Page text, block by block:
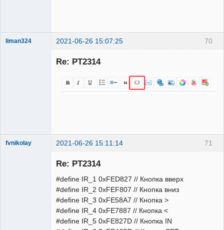
70
liman324 2021-06-26 15:07:25
Re: PT2314
71
fvnikolay 2021-06-26 15:11:14
Re: PT2314
#define IR_1 0xFED827 // Кнопка вверх
#define IR_2 0xFEF807 // Кнопка вниз
#define IR_3 0xFE58A7 // Кнопка >
#define IR_4 0xFE7887 // Кнопка <
#define IR_5 0xFE827D // Кнопка IN